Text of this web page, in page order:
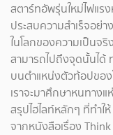
สตาร์ทอัพรุ่นใหม่ไฟแร
ประสบความสำเร็จอย่
ในโลกของความเป็น
สามารถไปถึงจุดนั้นได้
บนตำแหน่งตัวท้อปขอ
เราจะมาศึกษาหนทาง
สรุปไฮไลท์หลักๆ ที่ทำใ
จากหนังสือเรื่อง